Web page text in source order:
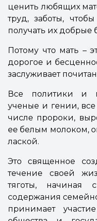
ценить любящих
труд, заботы,
получать их добрые
Потому что мать –
дорогое и
заслуживает
Все политики и
ученые и гении,
числе пророки,
ее белым молоком,
лаской.
Это священное
течение своей
тяготы, начиная
содержания
принимает